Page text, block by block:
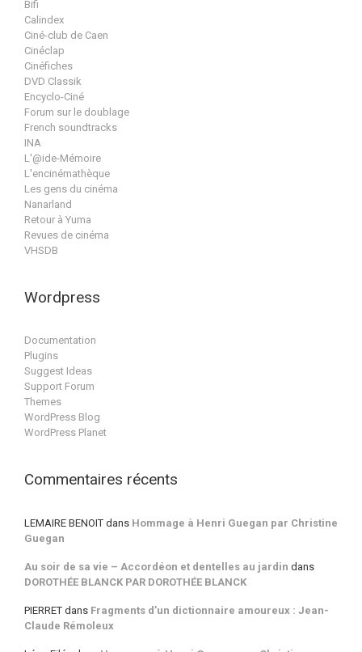
Bifi
Calindex
Ciné-club de Caen
Cinéclap
Cinéfiches
DVD Classik
Encyclo-Ciné
Forum sur le doublage
French soundtracks
INA
L'@ide-Mémoire
L'encinémathèque
Les gens du cinéma
Nanarland
Retour à Yuma
Revues de cinéma
VHSDB
Wordpress
Documentation
Plugins
Suggest Ideas
Support Forum
Themes
WordPress Blog
WordPress Planet
Commentaires récents
LEMAIRE BENOIT dans Hommage à Henri Guegan par Christine
Guegan
Au soir de sa vie – Accordéon et dentelles au jardin dans
DOROTHÉE BLANCK PAR DOROTHÉE BLANCK
PIERRET dans Fragments d’un dictionnaire amoureux : Jean-
Claude Rémoleux